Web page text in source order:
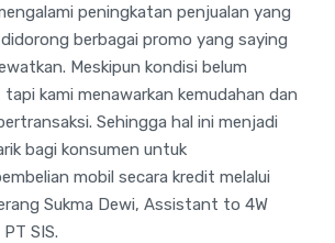
peningkatan penjualan yang
berbagai promo yang saying
Meskipun kondisi belum
kami menawarkan kemudahan dan
Sehingga hal ini menjadi
bagi konsumen untuk
mobil secara kredit melalui
Sukma Dewi, Assistant to 4W
SIS.